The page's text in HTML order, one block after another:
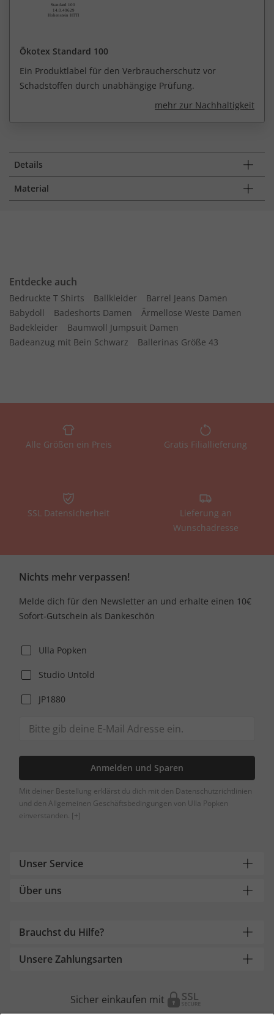
Ökotex Standard 100
Ein Produktlabel für den Verbraucherschutz vor
Schadstoffen durch unabhängige Prüfung.
mehr zur Nachhaltigkeit
Details
Material
Entdecke auch
Bedruckte T Shirts Ballkleider
Barrel Jeans Damen
Babydoll
Badeshorts Damen
Ärmellose Weste Damen
Badekleider
Baumwoll Jumpsuit Damen
Badeanzug mit Bein Schwarz
Ballerinas Größe 43
Alle Größen ein Preis Gratis Filiallieferung
SSL Datensicherheit
Lieferung an
Wunschadresse
Nichts mehr verpassen!
Melde dich für den Newsletter an und erhalte einen 10€
Sofort-Gutschein als Dankeschön
Ulla Popken
Studio Untold
JP1880
Anmelden und Sparen
Mit deiner Bestellung erklärst du dich mit den Datenschutzrichtlinien
und den Allgemeinen Geschäftsbedingungen von Ulla Popken
einverstanden. [+]
Unser Service
Über uns
Brauchst du Hilfe?
Unsere Zahlungsarten
Sicher einkaufen mit